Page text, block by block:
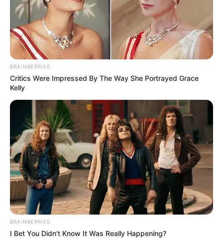
BRAINBERRIES
Critics Were Impressed By The Way She Portrayed Grace
Kelly
BRAINBERRIES
I Bet You Didn't Know It Was Really Happening?